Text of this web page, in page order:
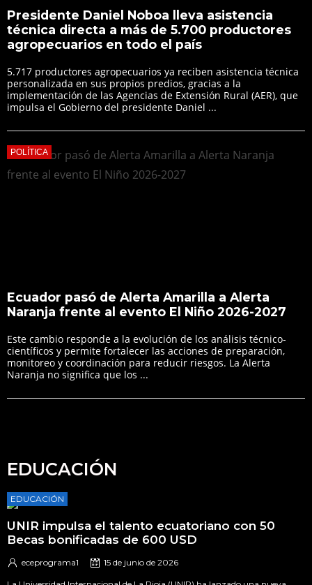
Presidente Daniel Noboa lleva asistencia
técnica directa a más de 5.700 productores
agropecuarios en todo el país
5.717 productores agropecuarios ya reciben asistencia técnica
personalizada en sus propios predios, gracias a la
implementación de las Agencias de Extensión Rural (AER), que
impulsa el Gobierno del presidente Daniel ...
POLÍTICA
Ecuador pasó de Alerta Amarilla a Alerta
Naranja frente al evento El Niño 2026-2027
Este cambio responde a la evolución de los análisis técnico-
científicos y permite fortalecer las acciones de preparación,
monitoreo y coordinación para reducir riesgos. La Alerta
Naranja no significa que los ...
EDUCACIÓN
EDUCACIÓN
UNIR impulsa el talento ecuatoriano con 50
Becas bonificadas de 600 USD
eceprograma1 15 de junio de 2026